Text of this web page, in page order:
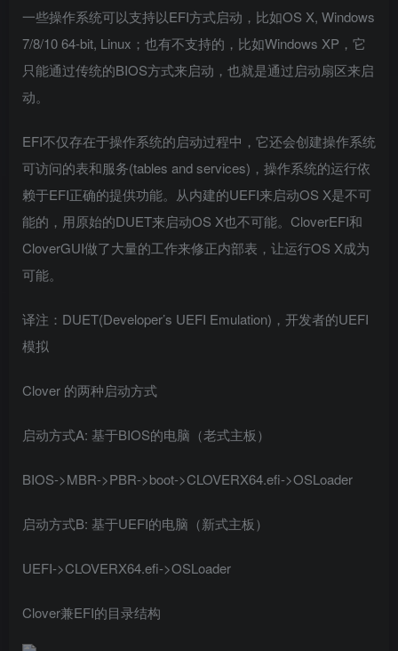
一些操作系统可以支持以EFI方式启动，比如OS X, Windows
7/8/10 64-bit, Linux；也有不支持的，比如Windows XP，它
只能通过传统的BIOS方式来启动，也就是通过启动扇区来启
动。
EFI不仅存在于操作系统的启动过程中，它还会创建操作系统
可访问的表和服务(tables and services)，操作系统的运行依
赖于EFI正确的提供功能。从内建的UEFI来启动OS X是不可
能的，用原始的DUET来启动OS X也不可能。CloverEFI和
CloverGUI做了大量的工作来修正内部表，让运行OS X成为
可能。
译注：DUET(Developer’s UEFI Emulation)，开发者的UEFI
模拟
Clover 的两种启动方式
启动方式A: 基于BIOS的电脑（老式主板）
BIOS->MBR->PBR->boot->CLOVERX64.efi->OSLoader
启动方式B: 基于UEFI的电脑（新式主板）
UEFI->CLOVERX64.efi->OSLoader
Clover兼EFI的目录结构